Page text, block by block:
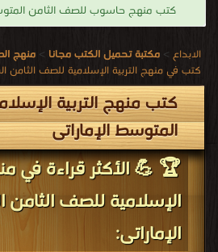
كتب منهج حاسوب للصف الثامن
الابداع > مكتبة تحميل الكتب مجانا > منهج
كتب في منهج التربية الإسلامية للصف الثامن
كتب منهج التربية
المتوسط الإماراتى
🏆 💪 الأكثر قراءة في
الإسلامية للصف
الإماراتى: